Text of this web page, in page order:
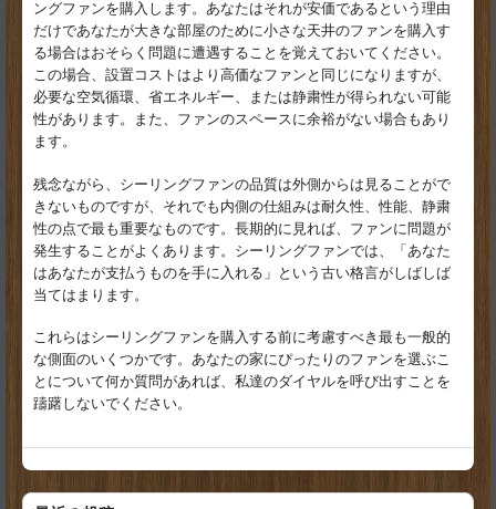
ングファンを購入します。あなたはそれが安価であるという理由
だけであなたが大きな部屋のために小さな天井のファンを購入す
る場合はおそらく問題に遭遇することを覚えておいてください。
この場合、設置コストはより高価なファンと同じになりますが、
必要な空気循環、省エネルギー、または静粛性が得られない可能
性があります。また、ファンのスペースに余裕がない場合もあり
ます。
残念ながら、シーリングファンの品質は外側からは見ることがで
きないものですが、それでも内側の仕組みは耐久性、性能、静粛
性の点で最も重要なものです。長期的に見れば、ファンに問題が
発生することがよくあります。シーリングファンでは、「あなた
はあなたが支払うものを手に入れる」という古い格言がしばしば
当てはまります。
これらはシーリングファンを購入する前に考慮すべき最も一般的
な側面のいくつかです。あなたの家にぴったりのファンを選ぶこ
とについて何か質問があれば、私達のダイヤルを呼び出すことを
躊躇しないでください。